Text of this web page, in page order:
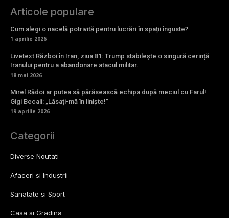
Articole populare
Cum alegi o nacelă potrivită pentru lucrări în spații înguste?
1 aprilie 2026
Livetext Război în Iran, ziua 81: Trump stabilește o singură cerință
Iranului pentru a abandonare atacul militar.
18 mai 2026
Mirel Rădoi ar putea să părăsească echipa după meciul cu Farul!
Gigi Becali: „Lăsați-mă în liniște!”
19 aprilie 2026
Categorii
Diverse Noutati
Afaceri si Industrii
Sanatate si Sport
Casa si Gradina